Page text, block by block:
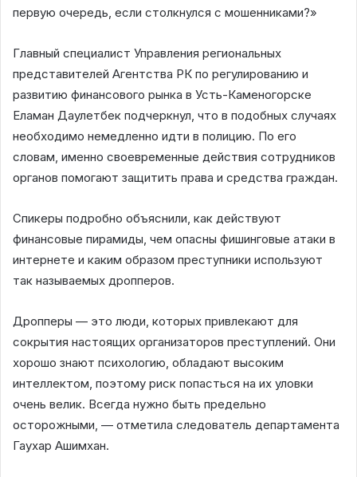
первую очередь, если столкнулся с мошенниками?»
Главный специалист Управления региональных
представителей Агентства РК по регулированию и
развитию финансового рынка в Усть-Каменогорске
Еламан Даулетбек подчеркнул, что в подобных случаях
необходимо немедленно идти в полицию. По его
словам, именно своевременные действия сотрудников
органов помогают защитить права и средства граждан.
Спикеры подробно объяснили, как действуют
финансовые пирамиды, чем опасны фишинговые атаки в
интернете и каким образом преступники используют
так называемых дропперов.
Дропперы — это люди, которых привлекают для
сокрытия настоящих организаторов преступлений. Они
хорошо знают психологию, обладают высоким
интеллектом, поэтому риск попасться на их уловки
очень велик. Всегда нужно быть предельно
осторожными, — отметила следователь департамента
Гаухар Ашимхан.